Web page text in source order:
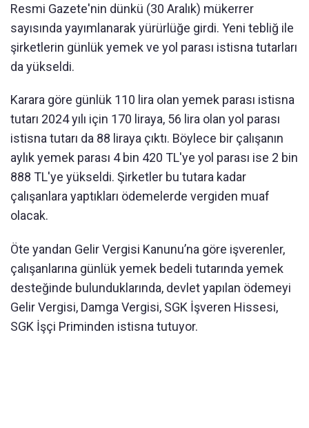
Resmi Gazete'nin dünkü (30 Aralık) mükerrer
sayısında yayımlanarak yürürlüğe girdi. Yeni tebliğ ile
şirketlerin günlük yemek ve yol parası istisna tutarları
da yükseldi.
Karara göre günlük 110 lira olan yemek parası istisna
tutarı 2024 yılı için 170 liraya, 56 lira olan yol parası
istisna tutarı da 88 liraya çıktı. Böylece bir çalışanın
aylık yemek parası 4 bin 420 TL'ye yol parası ise 2 bin
888 TL'ye yükseldi. Şirketler bu tutara kadar
çalışanlara yaptıkları ödemelerde vergiden muaf
olacak.
Öte yandan Gelir Vergisi Kanunu’na göre işverenler,
çalışanlarına günlük yemek bedeli tutarında yemek
desteğinde bulunduklarında, devlet yapılan ödemeyi
Gelir Vergisi, Damga Vergisi, SGK İşveren Hissesi,
SGK İşçi Priminden istisna tutuyor.